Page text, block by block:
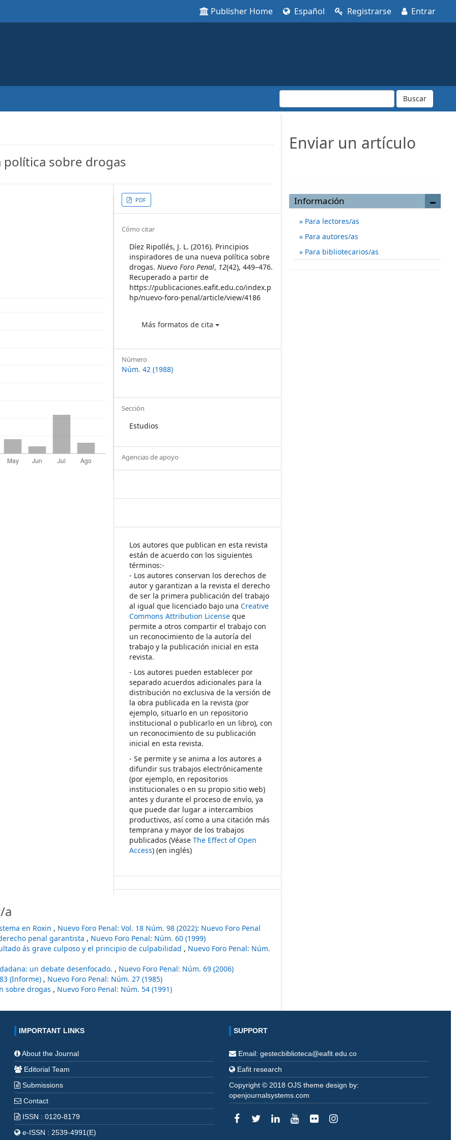
Publisher Home Español Registrarse Entrar
Buscar
sobre drogas
Article
Sidebar
PDF
Article
Details
Cómo citar
Díez Ripollés, J. L. (2016). Principios
inspiradores de una nueva política sobre
drogas.Nuevo Foro Penal, 12(42), 449–476.
Recuperado a partir de
https://publicaciones.eafit.edu.co/index.p
hp/nuevo-foro-penal/article/view/4186
Más formatos de cita
Número
Núm. 42 (1988)
Sección
Estudios
Agencias de apoyo
Los autores que publican en esta revista
están de acuerdo con los siguientes
términos:-
- Los autores conservan los derechos de
autor y garantizan a la revista el derecho
de ser la primera publicación del trabajo
al igual que licenciado bajo unaCreative
Commons Attribution License que
permite a otros compartir el trabajo con
un reconocimiento de la autoría del
trabajo y la publicación inicial en esta
revista.
- Los autores pueden establecer por
separado acuerdos adicionales para la
distribución no exclusiva de la versión de
la obra publicada en la revista (por
ejemplo, situarlo en un repositorio
institucional o publicarlo en un libro), con
un reconocimiento de su publicación
inicial en esta revista.
- Se permite y se anima a los autores a
difundir sus trabajos electrónicamente
(por ejemplo, en repositorios
institucionales o en su propio sitio web)
antes y durante el proceso de envío, ya
que puede dar lugar a intercambios
productivos, así como a una citación más
temprana y mayor de los trabajos
publicados (VéaseThe Effect of Open
Access) (en inglés)
a
en Roxin , Nuevo Foro Penal: Vol. 18 Núm. 98 (2022): Nuevo Foro Penal
penal garantista , Nuevo Foro Penal: Núm. 60 (1999)
ás grave culposo y el principio de culpabilidad , Nuevo Foro Penal: Núm.
un debate desenfocado. , Nuevo Foro Penal: Núm. 69 (2006)
(Informe) , Nuevo Foro Penal: Núm. 27 (1985)
sobre drogas , Nuevo Foro Penal: Núm. 54 (1991)
Enviar un artículo
Información
Para lectores/as
Para autores/as
Para bibliotecarios/as
IMPORTANT LINKS
About the Journal
Editorial Team
Submissions
Contact
ISSN : 0120-8179
e-ISSN : 2539-4991(E)
SUPPORT
Email: gestecbiblioteca@eafit.edu.co
Eafit research
Copyright © 2018 OJS theme design by:
openjournalsystems.com